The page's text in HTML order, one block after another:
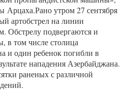
утром 27 сентября
артобстрел на линии
Обстрелу подвергаются и
в том числе столица
и один ребенок погибли в
нападения Азербайджана.
раненых с различной